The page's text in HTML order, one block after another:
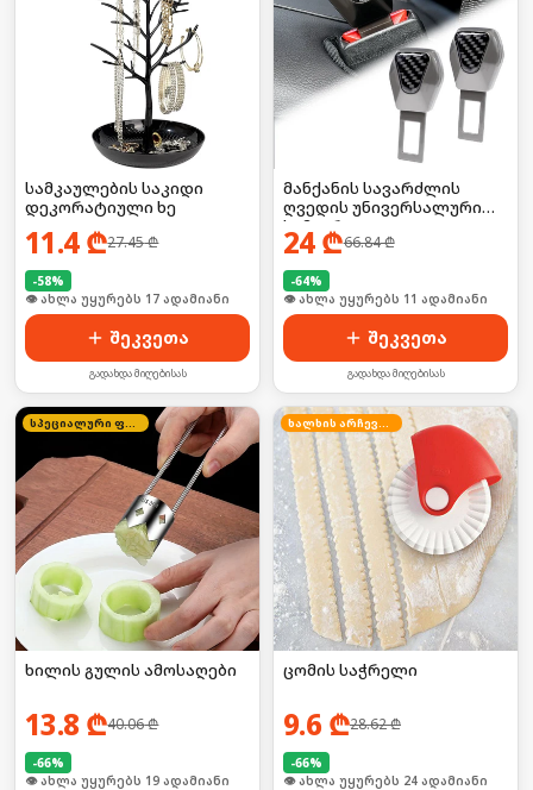
სამკაულების საკიდი
დეკორატიული ხე
11.4₾27.45₾
-58%
🛒 ბოლო 24სთ-ში იყიდა 27-მა
შეკვეთა
გადახდა მიღებისას
მანქანის სავარძლის
ღვედის უნივერსალური
სამაგრი
24₾66.84₾
-64%
🛒 ბოლო 24სთ-ში იყიდა 16-მა
შეკვეთა
გადახდა მიღებისას
ხილის გულის ამოსაღები
13.8 ₾40.06₾
-66%
🛒 ბოლო 24სთ-ში იყიდა 25-მა
ცომის საჭრელი
9.6 ₾28.62₾
-66%
🛒 ბოლო 24სთ-ში იყიდა 32-მა